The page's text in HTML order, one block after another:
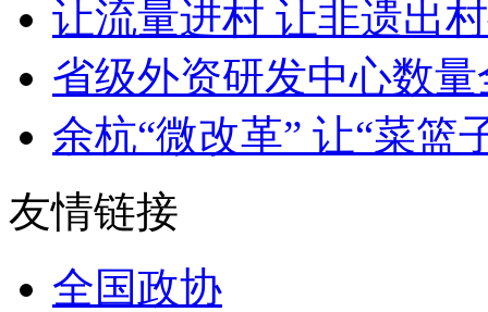
让流量进村 让非遗出
省级外资研发中心数
余杭“微改革” 让“菜篮
友情链接
全国政协